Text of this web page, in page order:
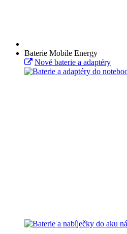
Baterie Mobile Energy
Nové baterie a adaptéry